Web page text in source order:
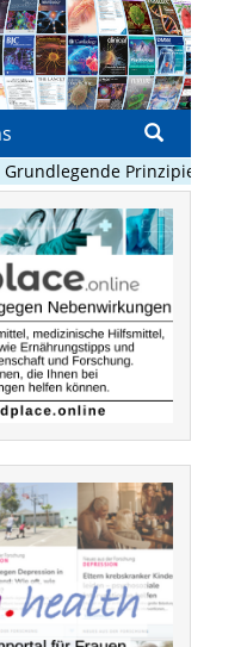
Prinzipien, die